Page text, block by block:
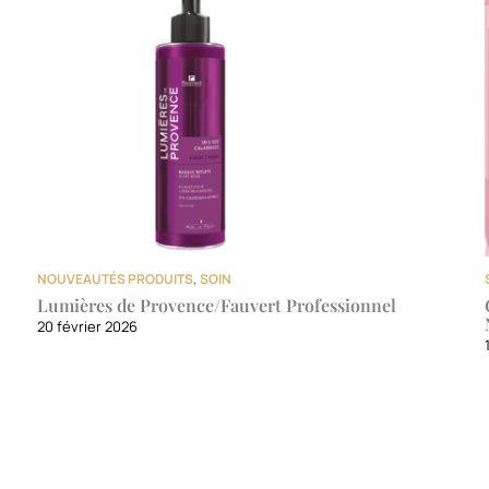
NOUVEAUTÉS PRODUITS,SOIN
Lumières de Provence/Fauvert Professionnel
20 février 2026